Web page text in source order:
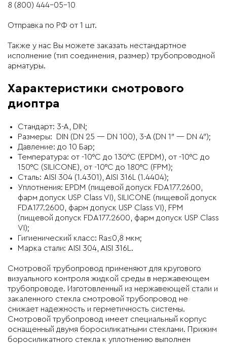
8 (800) 444-05-10
Отправка по РФ от 1 шт.
Также у нас Вы можете заказать нестандартное
исполнение (тип соединения, размер) трубопроводной
арматуры.
Характеристики смотрового
диоптра
Стандарт: 3-А, DIN;
Размеры: DIN (DN 25 — DN 100), 3-A (DN 1″ — DN 4″);
Давление: до 10 Бар;
Температура: от -10°C до 130°C (EPDM), от -10°C до
150°C (SILICONE), от -10°C до 180°C (FPM);
Сталь: AISI 304 (1.4301), AISI 316L (1.4404);
Уплотнения: EPDM (пищевой допуск FDA177.2600,
фарм допуск USP Class VI), SILICONE (пищевой допуск
FDA177.2600, фарм допуск USP Class VI), FPM
(пищевой допуск FDA177.2600, фарм допуск USP Class
VI);
Гигиенический класс: Ra≤0,8 мкм;
Марка стали: AISI 304, AISI 316L.
Смотровой трубопровод применяют для кругового
визуального контроля жидкой среды в нержавеющем
трубопроводе. Изготовленный из нержавеющей стали и
закаленного стекла смотровой трубопровод не
снижает надежность и герметичность системы.
Смотровой трубопровод имеет специальный корпус
оснащенный двумя боросиликатными стеклами. Прижим
боросиликатного стекла к уплотнению выполнен